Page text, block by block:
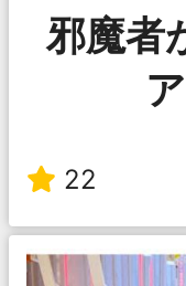
邪魔者
22